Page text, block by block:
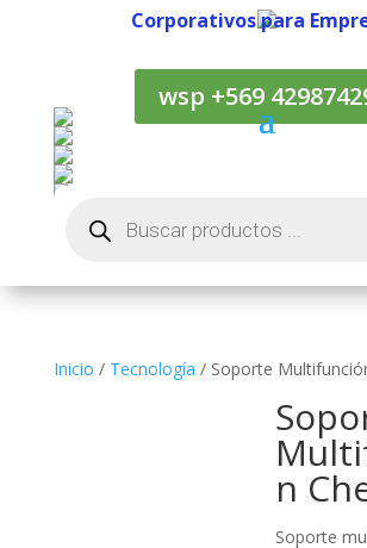
Corporativos para
wsp +569
productos
Inicio / Tecnología / Soporte
n
Soporte